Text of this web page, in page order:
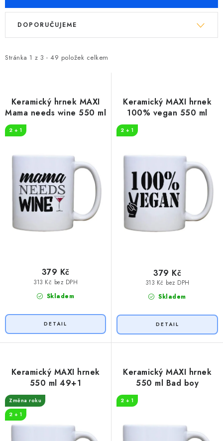
V
i
o
d
Stránka 1 z 3 - 49 položek celkem
Ř
e
r
o
DOPORUČUJEME
Keramický hrnek MAXI
Mama needs wine 550 ml
2 + 1
Skladem
313 Kč bez DPH
379 Kč
Keramický MAXI hrnek
100% vegan 550 ml
2 + 1
Skladem
313 Kč bez DPH
379 Kč
Keramický MAXI hrnek
550 ml 49+1
Změna roku
2 + 1
Keramický MAXI hrnek
550 ml Bad boy
2 + 1